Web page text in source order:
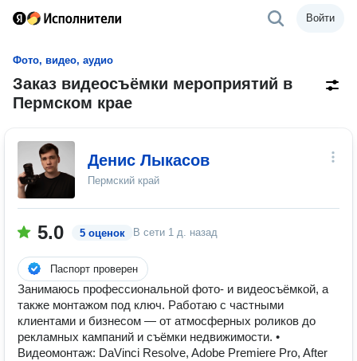
Войти
Фото, видео, аудио
Заказ видеосъёмки мероприятий в
Пермском крае
Денис Лыкасов
Пермский край
5.0 5 оценок В сети 1 д. назад
Паспорт проверен
Занимаюсь профессиональной фото- и видеосъёмкой, а
также монтажом под ключ. Работаю с частными
клиентами и бизнесом — от атмосферных роликов до
рекламных кампаний и съёмки недвижимости. •
Видеомонтаж: DaVinci Resolve, Adobe Premiere Pro, After